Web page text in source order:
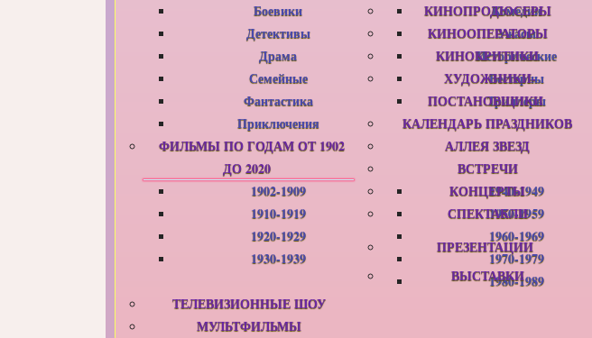
Боевики
Детективы
Драма
Семейные
Фантастика
Приключения
Комедии
Ужасы
Исторические
Вестерны
Триллеры
ФИЛЬМЫ ПО ГОДАМ ОТ 1902
ДО 2020
1902-1909
1910-1919
1920-1929
1930-1939
1940-1949
1950-1959
1960-1969
1970-1979
1980-1989
ТЕЛЕВИЗИОННЫЕ ШОУ
МУЛЬТФИЛЬМЫ
КИНОПРОДЮСЕРЫ
КИНООПЕРАТОРЫ
КИНОКРИТИКИ
ХУДОЖНИКИ-
ПОСТАНОВЩИКИ
КАЛЕНДАРЬ ПРАЗДНИКОВ
АЛЛЕЯ ЗВЕЗД
ВСТРЕЧИ
КОНЦЕРТЫ
СПЕКТАКЛИ
ПРЕЗЕНТАЦИИ
ВЫСТАВКИ